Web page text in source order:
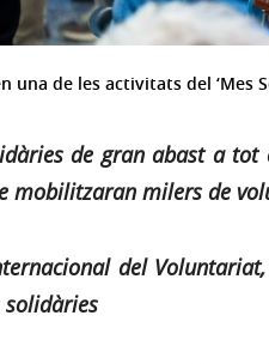
de les activitats del ‘Mes
de gran abast a
milers de
del
solidàries